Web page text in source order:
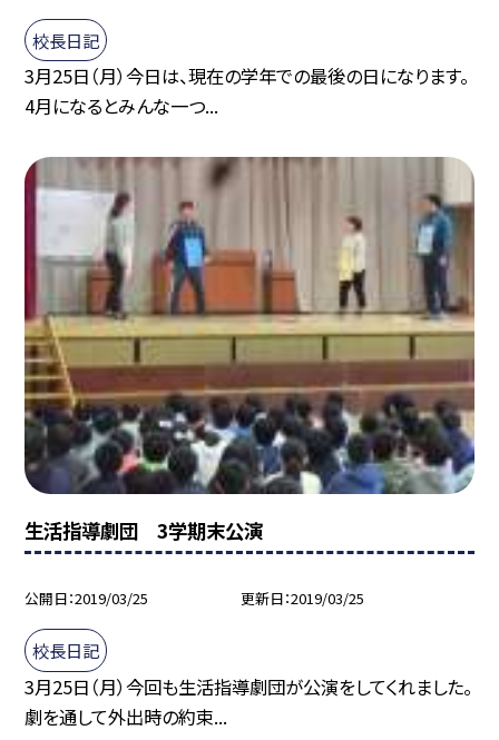
校長日記
3月25日（月）今日は、現在の学年での最後の日になります。
4月になるとみんな一つ...
生活指導劇団 3学期末公演
公開日 2019/03/25 更新日 2019/03/25
校長日記
3月25日（月）今回も生活指導劇団が公演をしてくれました。
劇を通して外出時の約束...